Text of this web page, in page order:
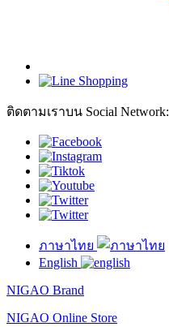
ติดตามเราบน Social Network:
ภาษาไทย
English
NIGAO Brand
NIGAO Online Store